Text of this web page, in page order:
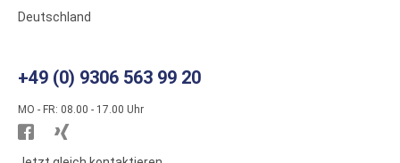
Deutschland
+49 (0) 9306 563 99 20
MO - FR: 08.00 - 17.00 Uhr
Besuchen
Sie
Sie